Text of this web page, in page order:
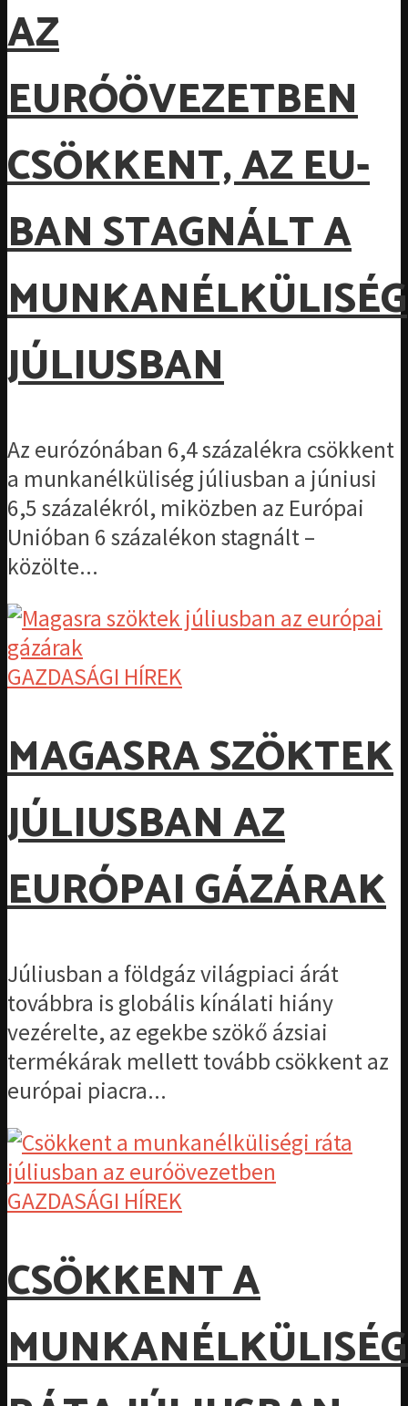
AZ
EURÓÖVEZETBEN
CSÖKKENT, AZ EU-
BAN STAGNÁLT A
MUNKANÉLKÜLISÉG
JÚLIUSBAN
Az eurózónában 6,4 százalékra csökkent
a munkanélküliség júliusban a júniusi
6,5 százalékról, miközben az Európai
Unióban 6 százalékon stagnált –
közölte...
GAZDASÁGI HÍREK
MAGASRA SZÖKTEK
JÚLIUSBAN AZ
EURÓPAI GÁZÁRAK
Júliusban a földgáz világpiaci árát
továbbra is globális kínálati hiány
vezérelte, az egekbe szökő ázsiai
termékárak mellett tovább csökkent az
európai piacra...
GAZDASÁGI HÍREK
CSÖKKENT A